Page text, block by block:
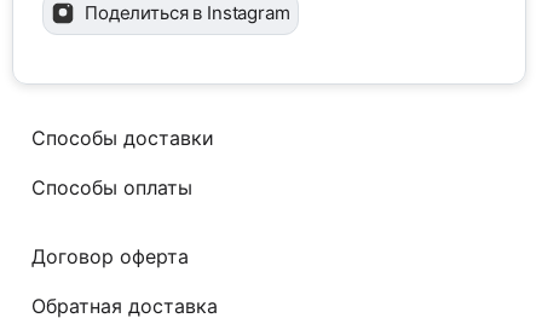
Поделиться в Instagram
Способы доставки
Способы оплаты
Договор оферта
Обратная доставка